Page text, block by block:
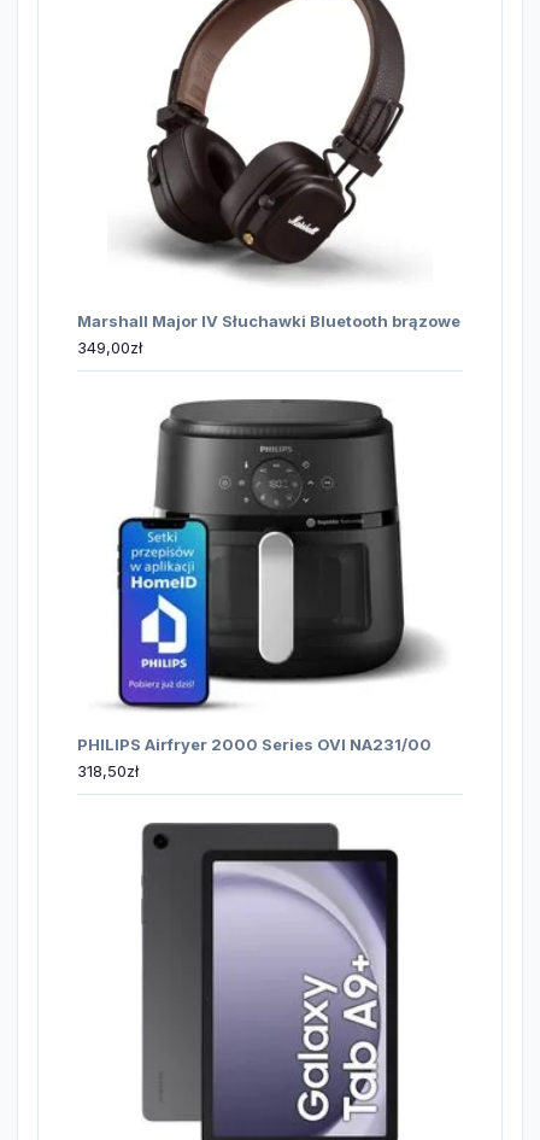
Marshall Major IV Słuchawki Bluetooth brązowe
349,00zł
PHILIPS Airfryer 2000 Series OVI NA231/00
318,50zł